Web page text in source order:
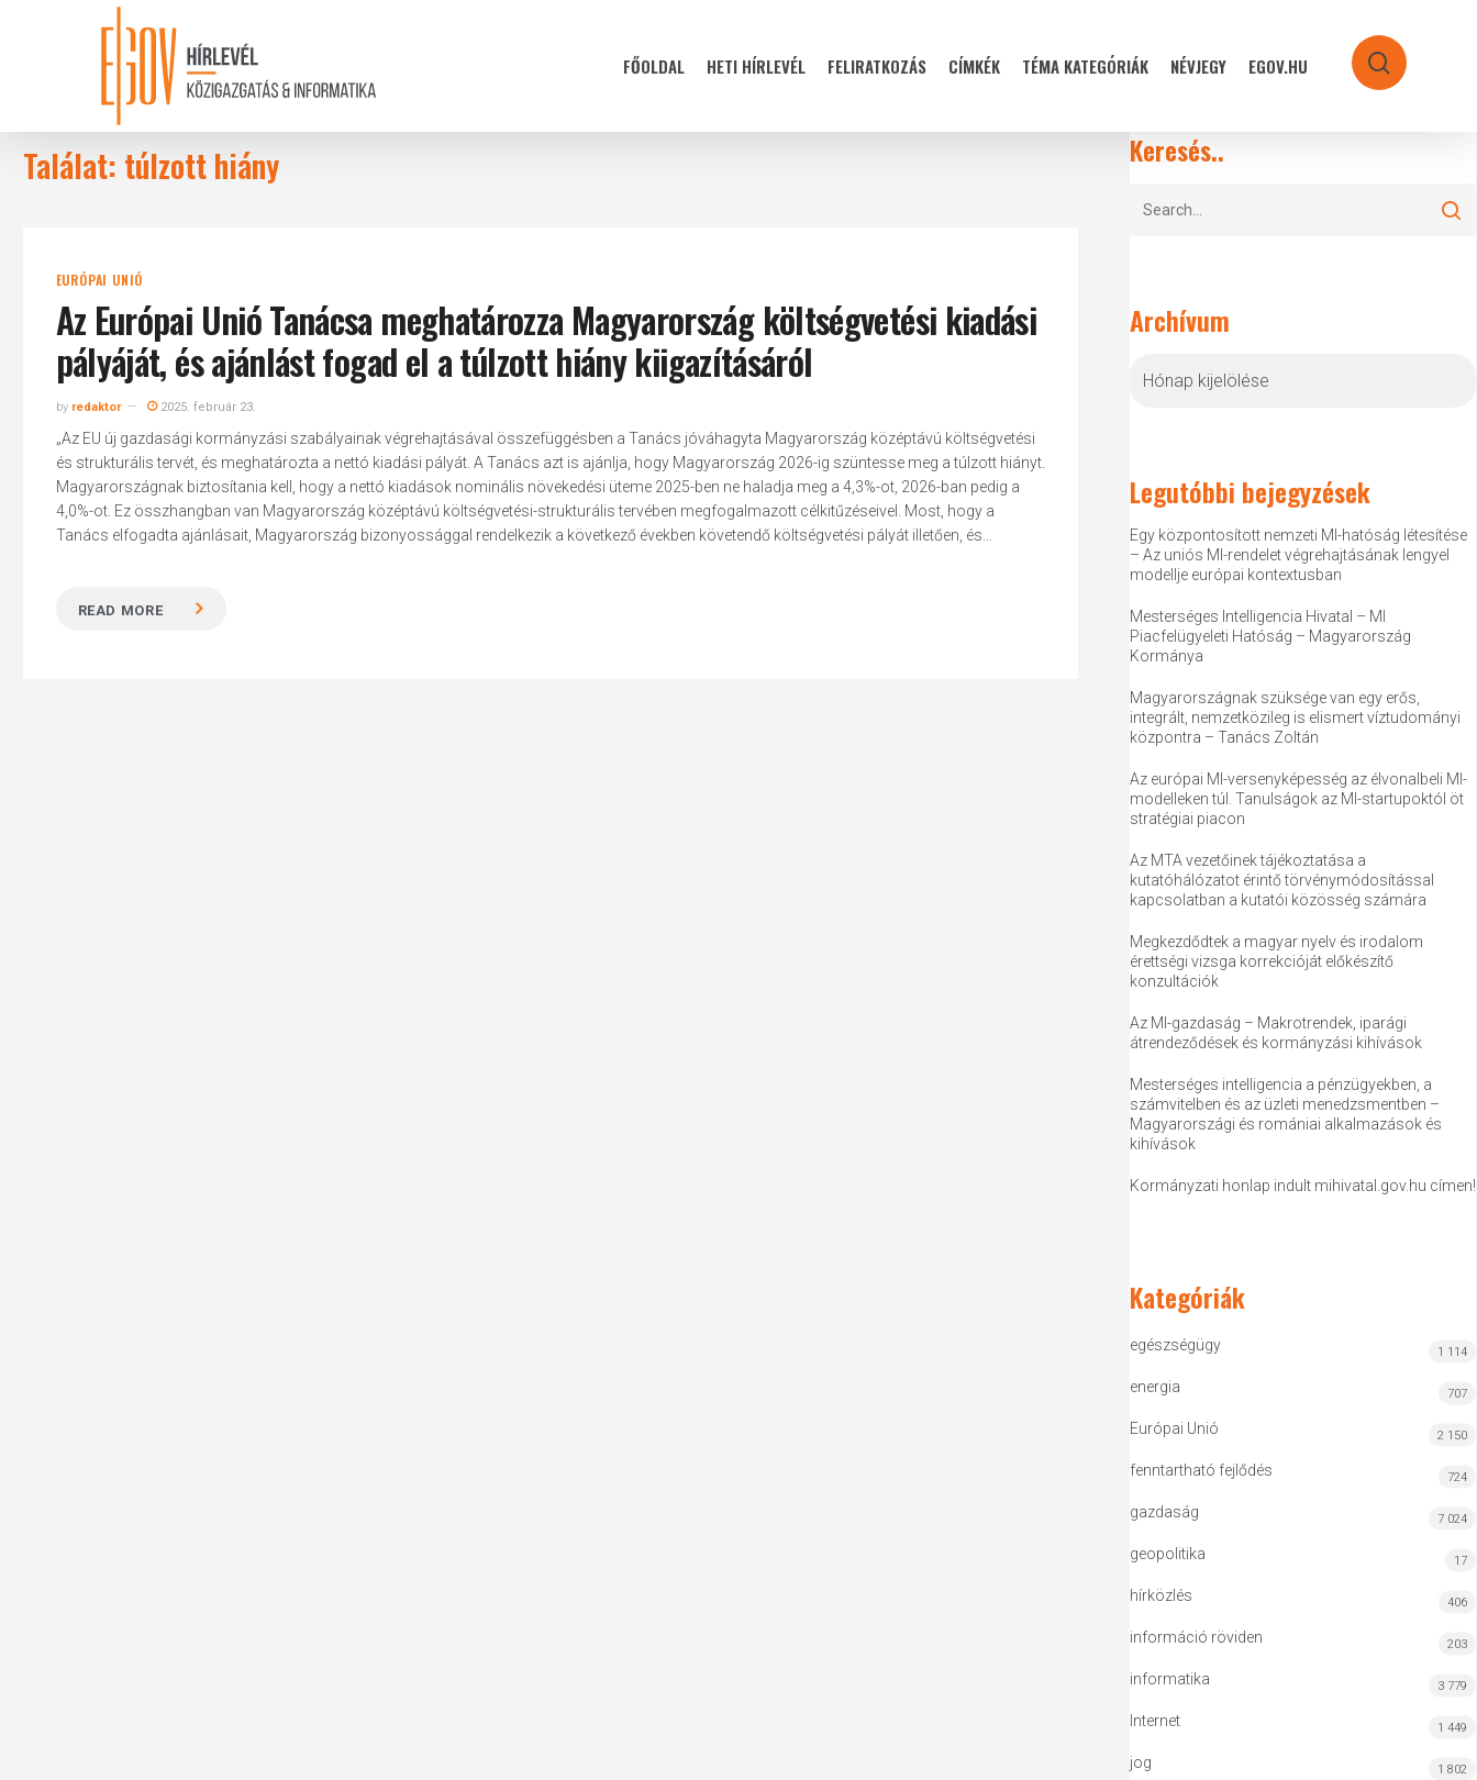
FŐOLDAL HETI HÍRLEVÉL FELIRATKOZÁS CÍMKÉK TÉMA KATEGÓRIÁK NÉVJEGY EGOV.HU search
Találat: túlzott hiány
EURÓPAI UNIÓ
Az Európai Unió Tanácsa meghatározza Magyarország költségvetési kiadási
pályáját, és ajánlást fogad el a túlzott hiány kiigazításáról
by redaktor 2025. február 23.
„Az EU új gazdasági kormányzási szabályainak végrehajtásával összefüggésben a Tanács jóváhagyta Magyarország középtávú költségvetési
és strukturális tervét, és meghatározta a nettó kiadási pályát. A Tanács azt is ajánlja, hogy Magyarország 2026-ig szüntesse meg a túlzott hiányt.
Magyarországnak biztosítania kell, hogy a nettó kiadások nominális növekedési üteme 2025-ben ne haladja meg a 4,3%-ot, 2026-ban pedig a
4,0%-ot. Ez összhangban van Magyarország középtávú költségvetési-strukturális tervében megfogalmazott célkitűzéseivel. Most, hogy a
Tanács elfogadta ajánlásait, Magyarország bizonyossággal rendelkezik a következő években követendő költségvetési pályát illetően, és...
READ MORE
Keresés..
Archívum
Legutóbbi bejegyzések
Egy központosított nemzeti MI-hatóság létesítése
– Az uniós MI-rendelet végrehajtásának lengyel
modellje európai kontextusban
Mesterséges Intelligencia Hivatal – MI
Piacfelügyeleti Hatóság – Magyarország
Kormánya
Magyarországnak szüksége van egy erős,
integrált, nemzetközileg is elismert víztudományi
központra – Tanács Zoltán
Az európai MI-versenyképesség az élvonalbeli MI-
modelleken túl. Tanulságok az MI-startupoktól öt
stratégiai piacon
Az MTA vezetőinek tájékoztatása a
kutatóhálózatot érintő törvénymódosítással
kapcsolatban a kutatói közösség számára
Megkezdődtek a magyar nyelv és irodalom
érettségi vizsga korrekcióját előkészítő
konzultációk
Az MI-gazdaság – Makrotrendek, iparági
átrendeződések és kormányzási kihívások
Mesterséges intelligencia a pénzügyekben, a
számvitelben és az üzleti menedzsmentben –
Magyarországi és romániai alkalmazások és
kihívások
Kormányzati honlap indult mihivatal.gov.hu címen!
Kategóriák
egészségügy 1 114
energia 707
Európai Unió 2 150
fenntartható fejlődés 724
gazdaság 7 024
geopolitika 17
hírközlés 406
információ röviden 203
informatika 3 779
Internet 1 449
jog 1 802